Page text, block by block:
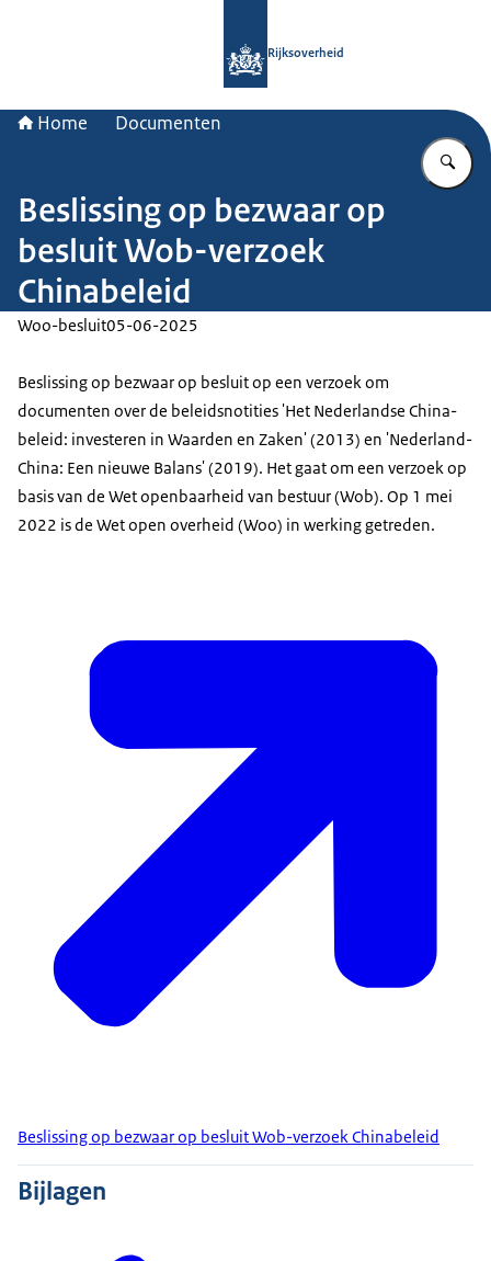
Rijksoverheid
Home Documenten
Beslissing op bezwaar op
besluit Wob-verzoek
Chinabeleid
Woo-besluit05-06-2025
Beslissing op bezwaar op besluit op een verzoek om
documenten over de beleidsnotities 'Het Nederlandse China-
beleid: investeren in Waarden en Zaken' (2013) en 'Nederland-
China: Een nieuwe Balans' (2019). Het gaat om een verzoek op
basis van de Wet openbaarheid van bestuur (Wob). Op 1 mei
2022 is de Wet open overheid (Woo) in werking getreden.
Beslissing op bezwaar op besluit Wob-verzoek Chinabeleid
Bijlagen